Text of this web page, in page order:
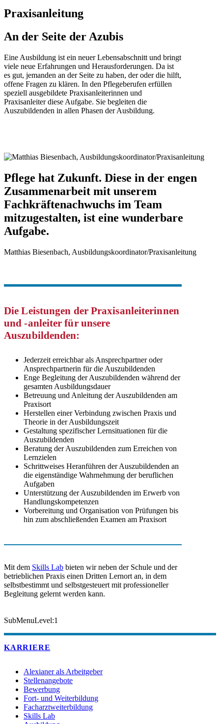
Praxisanleitung
An der Seite der Azubis
Eine Ausbildung ist ein neuer Lebensabschnitt und bringt
viele neue Erfahrungen und Herausforderungen. Da ist
es gut, jemanden an der Seite zu haben, der oder die hilft,
offene Fragen zu klären. In den Pflegeberufen erfüllen
speziell ausgebildete Praxisanleiterinnen und
Praxisanleiter diese Aufgabe. Sie begleiten die
Auszubildenden in allen Phasen der Ausbildung.
Pflege hat Zukunft. Diese in der engen
Zusammenarbeit mit unserem
Fachkräftenachwuchs im Team
mitzugestalten, ist eine wunderbare
Aufgabe.
Matthias Biesenbach, Ausbildungskoordinator/Praxisanleitung
Die Leistungen der Praxisanleiterinnen
und -anleiter für unsere
Auszubildenden:
Jederzeit erreichbar als Ansprechpartner oder
Ansprechpartnerin für die Auszubildenden
Enge Begleitung der Auszubildenden während der
gesamten Ausbildungsdauer
Betreuung und Anleitung der Auszubildenden am
Praxisort
Herstellen einer Verbindung zwischen Praxis und
Theorie in der Ausbildungszeit
Gestaltung spezifischer Lernsituationen für die
Auszubildenden
Beratung der Auszubildenden zum Erreichen von
Lernzielen
Schrittweises Heranführen der Auszubildenden an
die eigenständige Wahrnehmung der beruflichen
Aufgaben
Unterstützung der Auszubildenden im Erwerb von
Handlungskompetenzen
Vorbereitung und Organisation von Prüfungen bis
hin zum abschließenden Examen am Praxisort
Mit dem Skills Lab bieten wir neben der Schule und der
betrieblichen Praxis einen Dritten Lernort an, in dem
selbstbestimmt und selbstgesteuert mit professioneller
Begleitung gelernt werden kann.
SubMenuLevel:1
KARRIERE
Alexianer als Arbeitgeber
Stellenangebote
Bewerbung
Fort- und Weiterbildung
Facharztweiterbildung
Skills Lab